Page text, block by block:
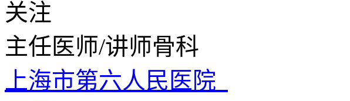
关注
主任医师/讲师骨科
上海市第六人民医院